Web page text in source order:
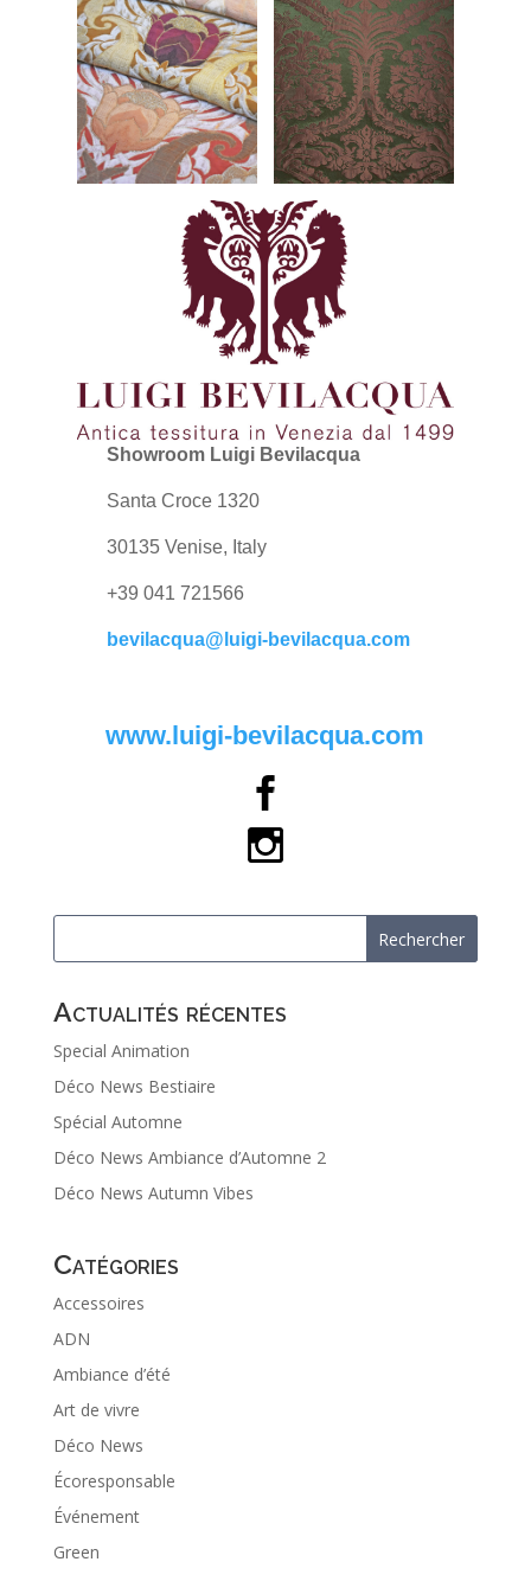
Showroom Luigi Bevilacqua
Santa Croce 1320
30135 Venise, Italy
+39 041 721566
bevilacqua@luigi-bevilacqua.com
www.luigi-bevilacqua.com
Actualités récentes
Special Animation
Déco News Bestiaire
Spécial Automne
Déco News Ambiance d’Automne 2
Déco News Autumn Vibes
Catégories
Accessoires
ADN
Ambiance d’été
Art de vivre
Déco News
Écoresponsable
Événement
Green